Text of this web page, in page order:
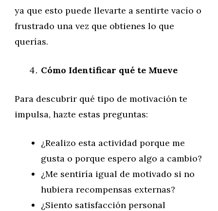
ya que esto puede llevarte a sentirte vacío o
frustrado una vez que obtienes lo que
querías.
Cómo Identificar qué te Mueve
Para descubrir qué tipo de motivación te
impulsa, hazte estas preguntas:
¿Realizo esta actividad porque me
gusta o porque espero algo a cambio?
¿Me sentiría igual de motivado si no
hubiera recompensas externas?
¿Siento satisfacción personal